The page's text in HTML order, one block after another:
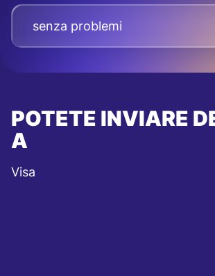
senza problemi
POTETE INVIARE
A
Visa